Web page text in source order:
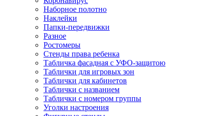
Наборное полотно
Наклейки
Папки-передвижки
Разное
Ростомеры
Стенды права ребенка
Табличка фасадная с УФО-защитою
Таблички для игровых зон
Таблички для кабинетов
Таблички с названием
Таблички с номером группы
Уголки настроения